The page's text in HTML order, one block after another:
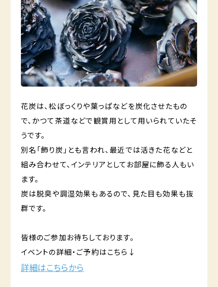
花炭は、松ぼっくりや葉っぱなどを炭化させたもの
で、かつて茶道などで観賞用として用いられていたそ
うです。
別名「飾り炭」とも言われ、最近では活きた花などと
組み合わせて、インテリアとしてお部屋に飾る人もい
ます。
炭は脱臭や調湿効果もあるので、見た目も効果も抜
群です。
皆様のご参加お待ちしております。
イベントの詳細・ご予約はこちら↓
詳細はこちらから